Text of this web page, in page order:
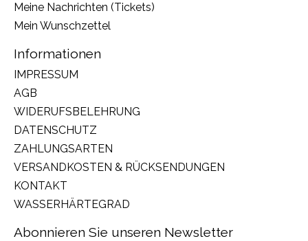
Meine Nachrichten (Tickets)
Mein Wunschzettel
Informationen
IMPRESSUM
AGB
WIDERUFSBELEHRUNG
DATENSCHUTZ
ZAHLUNGSARTEN
VERSANDKOSTEN & RÜCKSENDUNGEN
KONTAKT
WASSERHÄRTEGRAD
Abonnieren Sie unseren Newsletter